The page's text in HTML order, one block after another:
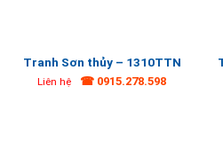
Tranh Sơn thủy – 1310TTN
Liên hệ ☎ 0915.278.598